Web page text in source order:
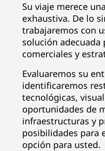
Su viaje merece
exhaustiva. De lo
trabajaremos con
solución adecuada
comerciales y
Evaluaremos su
identificaremos
tecnológicas,
oportunidades de
infraestructuras y
posibilidades para
opción para usted.